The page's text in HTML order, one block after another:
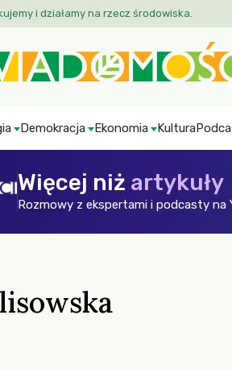
i działamy na rzecz środowiska.
Demokracja Ekonomia Kultura
Więcej niż artykuły
Rozmowy z ekspertami i podcasty na